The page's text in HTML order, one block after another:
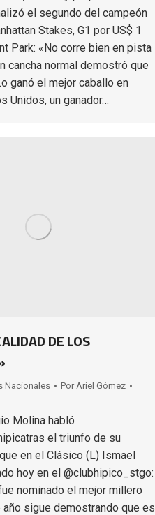
el segundo del campeón
Stakes, G1 por US$ 1
Park: «No corre bien en pista
cancha normal demostró que
ganó el mejor caballo en
Unidos, un ganador…
DE LOS
Nacionales Por Ariel Gómez
Molina habló
el triunfo de su
en el Clásico (L) Ismael
hoy en el @clubhipico_stgo:
nominado el mejor millero
sigue demostrando que es